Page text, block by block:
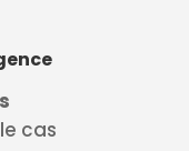
le cas